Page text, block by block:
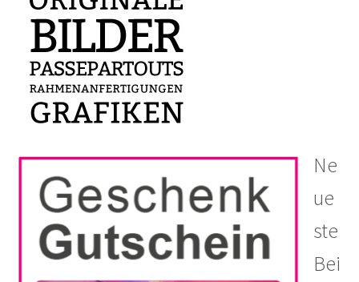
Ne
ue
ste
Bei